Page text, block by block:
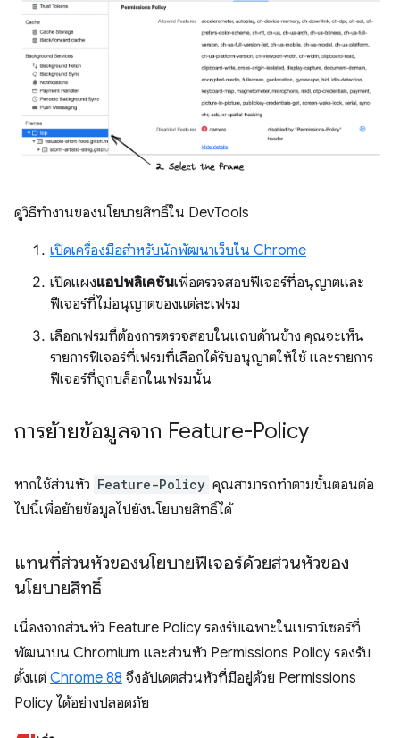
ดูวิธีทำงานของนโยบายสิทธิ์ใน DevTools
เปิดเครื่องมือสำหรับนักพัฒนาเว็บใน Chrome
เปิดแผงแอปพลิเคชันเพื่อตรวจสอบฟีเจอร์ที่อนุญาตและ
ฟีเจอร์ที่ไม่อนุญาตของแต่ละเฟรม
เลือกเฟรมที่ต้องการตรวจสอบในแถบด้านข้าง คุณจะเห็น
รายการฟีเจอร์ที่เฟรมที่เลือกได้รับอนุญาตให้ใช้ และรายการ
ฟีเจอร์ที่ถูกบล็อกในเฟรมนั้น
การย้ายข้อมูลจาก Feature-Policy
หากใช้ส่วนหัว Feature-Policy คุณสามารถทำตามขั้นตอนต่อ
ไปนี้เพื่อย้ายข้อมูลไปยังนโยบายสิทธิ์ได้
แทนที่ส่วนหัวของนโยบายฟีเจอร์ด้วยส่วนหัวของ
นโยบายสิทธิ์
เนื่องจากส่วนหัว Feature Policy รองรับเฉพาะในเบราว์เซอร์ที่
พัฒนาบน Chromium และส่วนหัว Permissions Policy รองรับ
ตั้งแต่ Chrome 88 จึงอัปเดตส่วนหัวที่มีอยู่ด้วย Permissions
Policy ได้อย่างปลอดภัย